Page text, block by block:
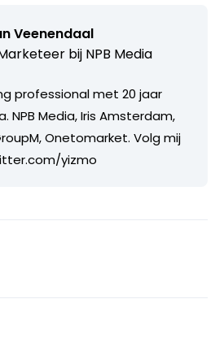
Veenendaal
bij NPB Media
professional met 20 jaar
NPB Media, Iris Amsterdam,
Onetomarket. Volg mij
yizmo